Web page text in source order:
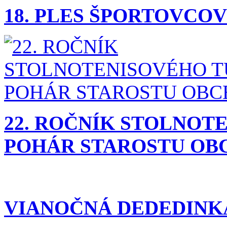
18. PLES
22. ROČNÍK
POHÁR STAROSTU
VIANOČNÁ